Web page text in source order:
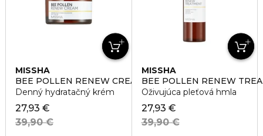
MISSHA
BEE POLLEN RENEW CREAM
Denný hydratačný krém
27,93 €
39,90 €
MISSHA
BEE POLLEN RENEW
Oživujúca pleťová hmla
27,93 €
39,90 €